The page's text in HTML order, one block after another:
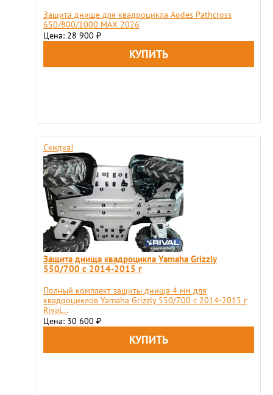
Защита днище для квадроцикла Aodes Pathcross
650/800/1000 MAX 2026
Цена: 28 900 ₽
Скидка!
Защита днища квадроцикла Yamaha Grizzly
550/700 с 2014-2015 г
Полный комплект защиты днища 4 мм для
квадроциклов Yamaha Grizzly 550/700 с 2014-2015 г
Rival...
Цена: 30 600 ₽